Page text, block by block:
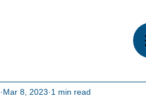
Mar 8, 2023 1 min read